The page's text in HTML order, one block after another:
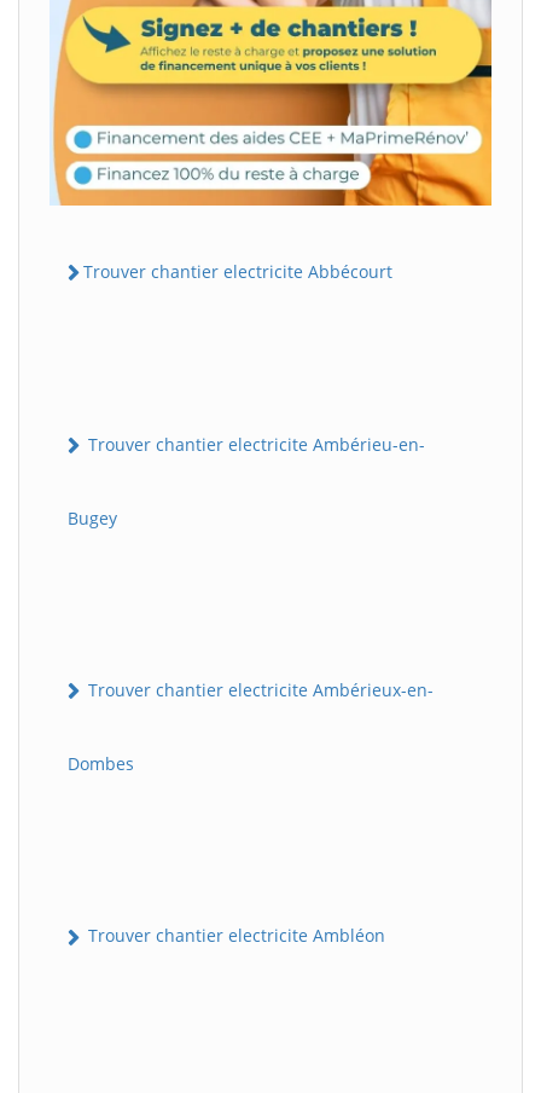
Trouver chantier electricite Abbécourt
Trouver chantier electricite Ambérieu-en-
Bugey
Trouver chantier electricite Ambérieux-en-
Dombes
Trouver chantier electricite Ambléon